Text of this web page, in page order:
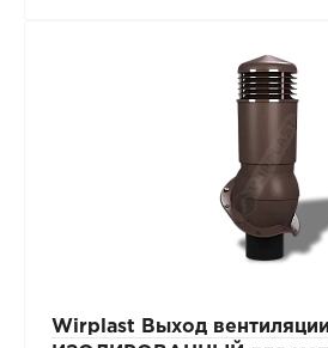
Wirplast Выход вентиляции